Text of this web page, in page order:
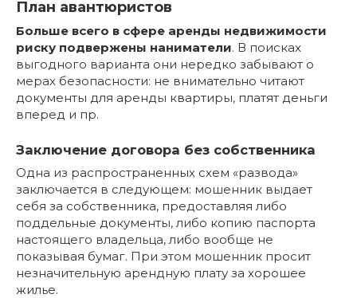
План авантюристов
Больше всего в сфере аренды недвижимости
риску подвержены наниматели. В поисках
выгодного варианта они нередко забывают о
мерах безопасности: не внимательно читают
документы для аренды квартиры, платят деньги
вперед и пр.
Заключение договора без собственника
Одна из распространенных схем «развода»
заключается в следующем: мошенник выдает
себя за собственника, предоставляя либо
поддельные документы, либо копию паспорта
настоящего владельца, либо вообще не
показывая бумаг. При этом мошенник просит
незначительную арендную плату за хорошее
жилье.